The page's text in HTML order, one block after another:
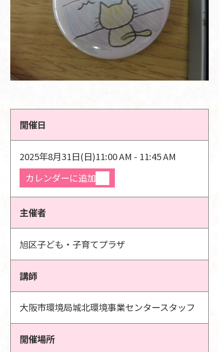
開催日
2025年8月31日(日)11:00 AM - 11:45 AM
カレンダーに追加
主催者
旭区子ども・子育てプラザ
講師
大阪市環境局城北環境事業センタースタッフ
開催場所